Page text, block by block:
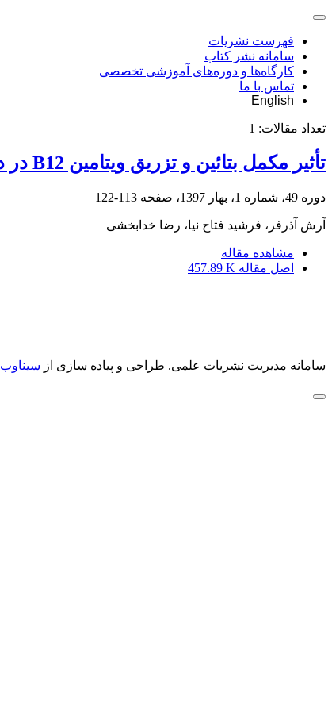
فهرست نشریات
سامانه نشر کتاب
کارگاه‌ها و دوره‌های آموزشی تخصصی
تماس با ما
English
تعداد مقالات: 1
تأثیر مکمل بتائین و تزریق ویتامین B12 در دورۀ انتقال بر فراسنجه‌های سرم خون در گاوهای شیری
دوره 49، شماره 1، بهار 1397، صفحه 113-122
آرش آذرفر، فرشید فتاح نیا، رضا خدابخشی
مشاهده مقاله
اصل مقاله 457.89 K
سامانه مدیریت نشریات علمی. طراحی و پیاده سازی از سیناوب